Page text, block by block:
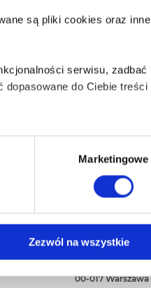
są pliki cookies oraz inne
serwisu, zadbać
dopasowane do Ciebie treści
- są także takie, które
Marketingowe
Zezwól na wszystkie
Empik S.A
00-017 Warszawa